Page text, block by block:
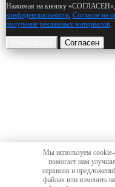
Мы используем cookie-
помогает нам
сервисов и
файлах или изменить
Нажимая на кнопку «СОГЛАСЕН»,
конфиденциальности, Согласие на
получение рекламных материалов.
Согласен